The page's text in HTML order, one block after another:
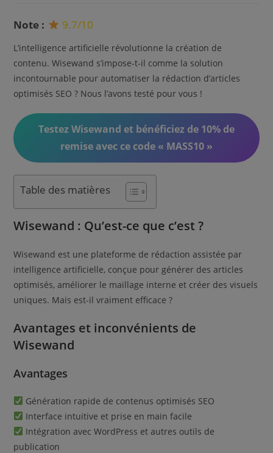
Note : 9.7/10
L’intelligence artificielle révolutionne la création de
contenu. Wisewand s’impose-t-il comme la solution
incontournable pour automatiser la rédaction d’articles
optimisés SEO ? Nous l’avons testé pour vous !
Testez Wisewand et bénéficiez de 10% de
remise avec ce code « MASS10 »
Table des matières
Wisewand : Qu’est-ce que c’est ?
Wisewand est une plateforme de rédaction assistée par
intelligence artificielle, conçue pour générer des articles
optimisés, améliorer le maillage interne et créer des visuels
uniques. Mais est-il vraiment efficace ?
Avantages et inconvénients de
Wisewand
Avantages
Génération rapide de contenus optimisés SEO
Interface intuitive et prise en main facile
Intégration avec WordPress et autres outils de
publication